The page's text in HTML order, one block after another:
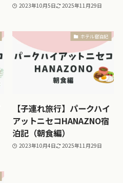
2023年10月5日 2025年11月29日
ホテル宿泊記
【子連れ旅行】パークハイ
アットニセコHANAZNO宿
泊記（朝食編）
2023年10月4日 2025年11月29日